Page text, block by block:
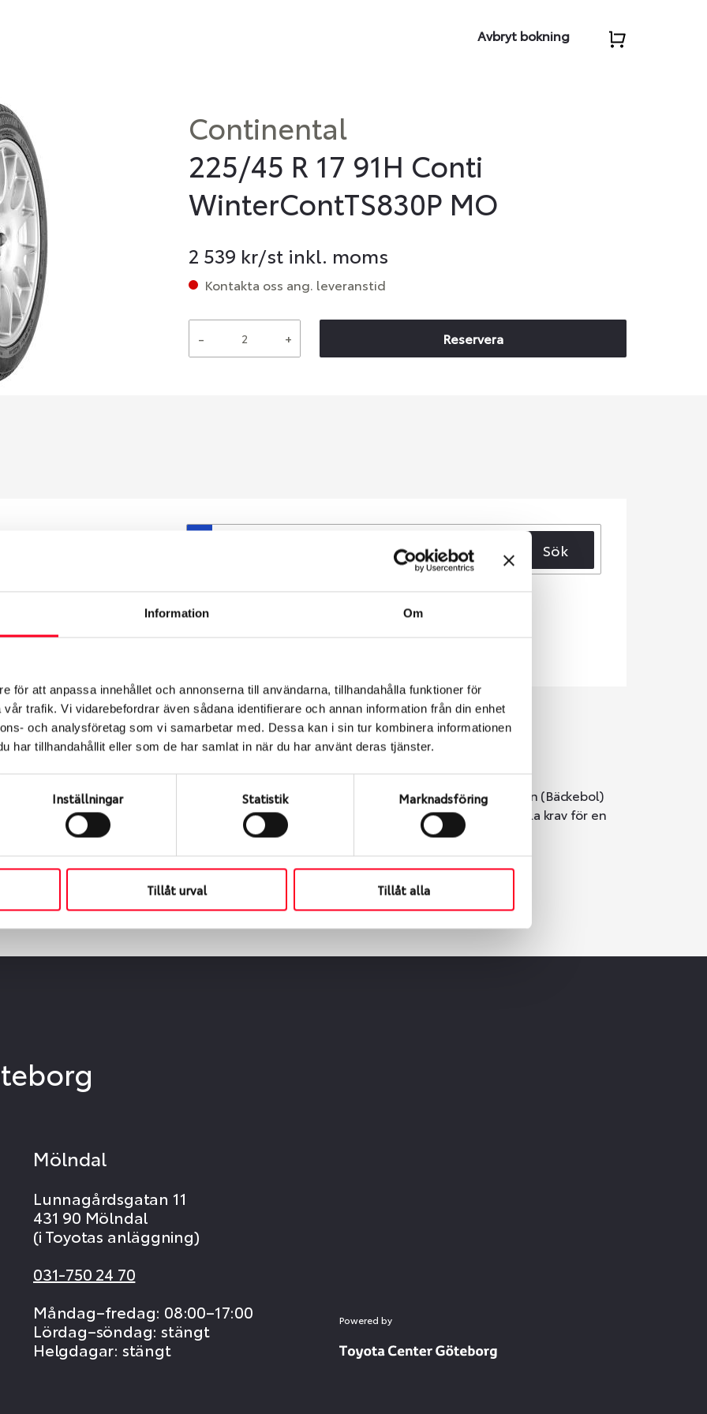
Information Om
för att anpassa innehållet och annonserna till användarna, tillhandahålla funktioner för
trafik. Vi vidarebefordrar även sådana identifierare och annan information från din enhet
och analysföretag som vi samarbetar med. Dessa kan i sin tur kombinera informationen
har tillhandahållit eller som de har samlat in när du har använt deras tjänster.
Inställningar Statistik Marknadsföring
Tillåt urval Tillåt alla
Avbryt bokning
Continental
225/45 R 17 91H Conti
WinterContTS830P MO
2 539 kr/st inkl. moms
Kontakta oss ang. leveranstid
- + Reservera
däck du valt passar din
på dina befintliga
och fälg har samma
under årens lopp och inte
fabrik.
Sök
levereras de direkt till någon av våra däckverkstäder i Göteborg. Välj mellan Hisingen (Bäckebol)
tid för upphämtning eller service. När vi byter dina däck ser vi till att de uppfyller alla krav för en
Mölndal
Lunnagårdsgatan 11
431 90 Mölndal
(i Toyotas anläggning)
031-750 24 70
Måndag–fredag: 08:00–17:00
Lördag–söndag: stängt
Helgdagar: stängt
Powered by